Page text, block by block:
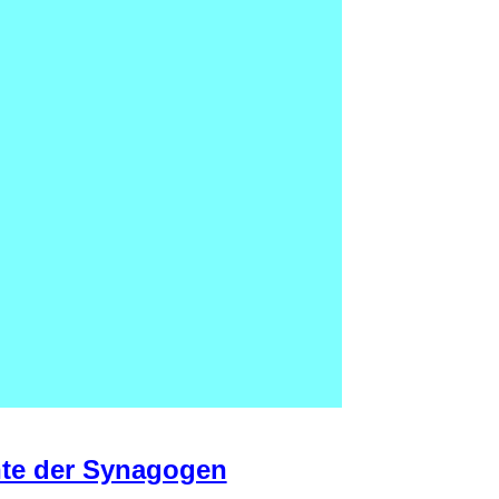
der Synagogen